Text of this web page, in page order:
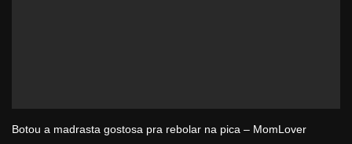
Botou a madrasta gostosa pra rebolar na pica – MomLover